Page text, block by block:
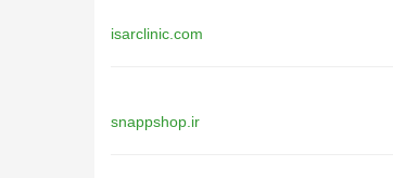
isarclinic.com
snappshop.ir